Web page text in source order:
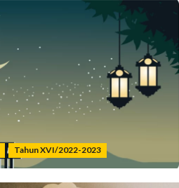
Tahun XVI/2022-2023